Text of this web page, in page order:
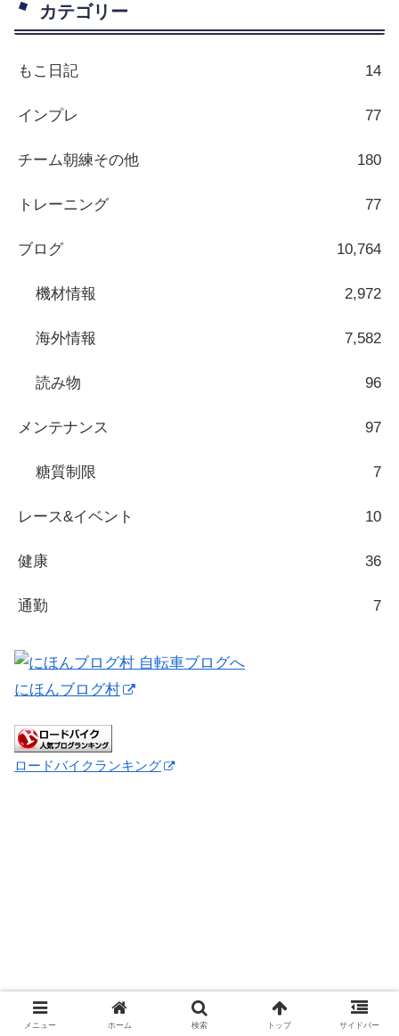
カテゴリー
もこ日記 14
インプレ 77
チーム朝練その他 180
トレーニング 77
ブログ 10,764
機材情報 2,972
海外情報 7,582
読み物 96
メンテナンス 97
糖質制限 7
レース&イベント 10
健康 36
通勤 7
にほんブログ村
ロードバイクランキング
メニュー ホーム 検索 トップ サイドバー